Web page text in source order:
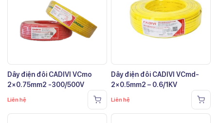
Dây điện đôi CADIVI VCmo
2×0.75mm2 -300/500V
Liên hệ
Dây điện đôi CADIVI VCmd-
2×0.5mm2 – 0.6/1KV
Liên hệ